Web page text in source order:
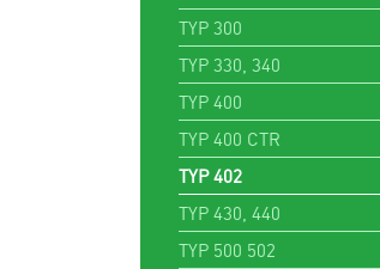
TYP 300
TYP 330, 340
TYP 400
TYP 400 CTR
TYP 402
TYP 430, 440
TYP 500 502